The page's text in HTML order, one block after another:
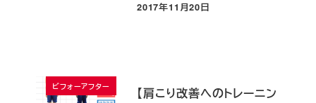
投稿日
2017年11月20日
ビフォーアフター
【肩こり改善へのトレーニン